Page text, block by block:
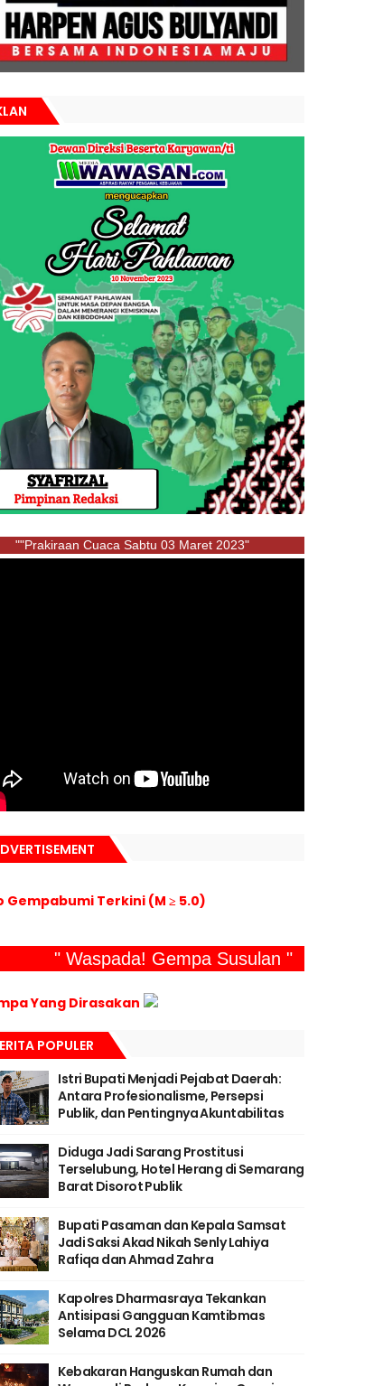
Cuaca Sabtu 03 Maret 2023"
Gempabumi Terkini (M ≥ 5.0)
" Waspada! Gempa Susulan "
Yang Dirasakan
POPULER
Istri Bupati Menjadi Pejabat Daerah:
Antara Profesionalisme, Persepsi
Publik, dan Pentingnya Akuntabilitas
Diduga Jadi Sarang Prostitusi
Terselubung, Hotel Herang di Semarang
Barat Disorot Publik
Bupati Pasaman dan Kepala Samsat
Jadi Saksi Akad Nikah Senly Lahiya
Rafiqa dan Ahmad Zahra
Kapolres Dharmasraya Tekankan
Antisipasi Gangguan Kamtibmas
Selama DCL 2026
Kebakaran Hanguskan Rumah dan